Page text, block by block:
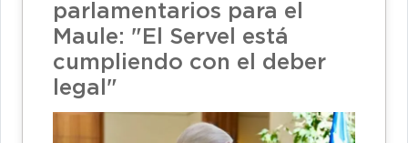
parlamentarios para el
Maule: "El Servel está
cumpliendo con el deber
legal"